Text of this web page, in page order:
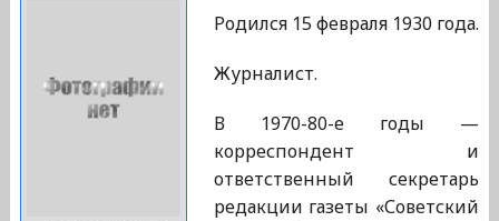
Родился 15 февраля 1930 года.
Журналист.
В 1970-80-е годы —
корреспондент и
ответственный секретарь
редакции газеты «Советский